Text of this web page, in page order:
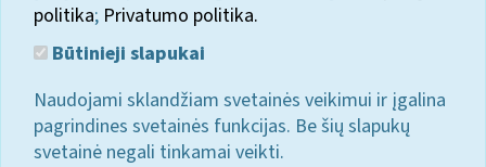
politika; Privatumo politika.
Būtinieji slapukai
Naudojami sklandžiam svetainės veikimui ir įgalina
pagrindines svetainės funkcijas. Be šių slapukų
svetainė negali tinkamai veikti.